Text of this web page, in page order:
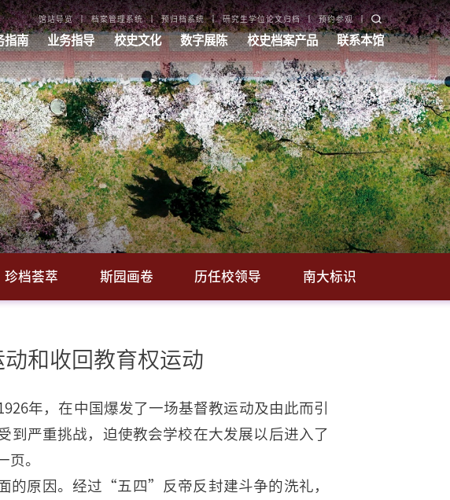
馆站导览 档案管理系统 预归档系统 研究生学位论文归档 预约参观
指南 业务指导 校史文化 数字展陈 校史档案产品 联系本馆
珍档荟萃 斯园画卷 历任校领导 南大标识
和收回教育权运动
年，在中国爆发了一场基督教运动及由此而引
到严重挑战，迫使教会学校在大发展以后进入了
页。
的原因。经过“五四”反帝反封建斗争的洗礼，